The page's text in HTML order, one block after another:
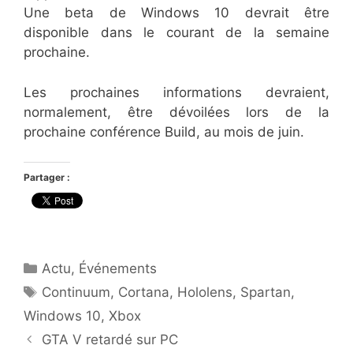
Une beta de Windows 10 devrait être
disponible dans le courant de la semaine
prochaine.
Les prochaines informations devraient,
normalement, être dévoilées lors de la
prochaine conférence Build, au mois de juin.
Partager :
Catégories
Actu, Événements
Étiquettes
Continuum, Cortana, Hololens, Spartan,
Windows 10, Xbox
GTA V retardé sur PC